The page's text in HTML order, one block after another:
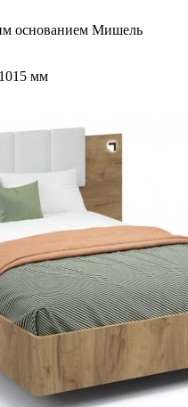
основанием Мишель
мм